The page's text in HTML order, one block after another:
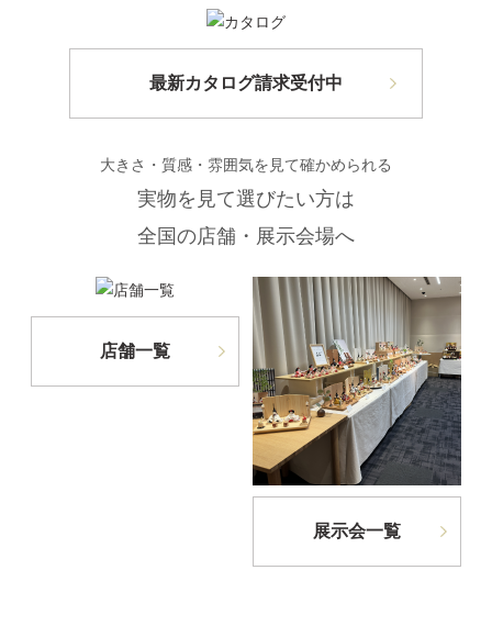
最新カタログ請求受付中
大きさ・質感・雰囲気を見て確かめられる
実物を見て選びたい方は
全国の店舗・展示会場へ
店舗一覧
展示会一覧